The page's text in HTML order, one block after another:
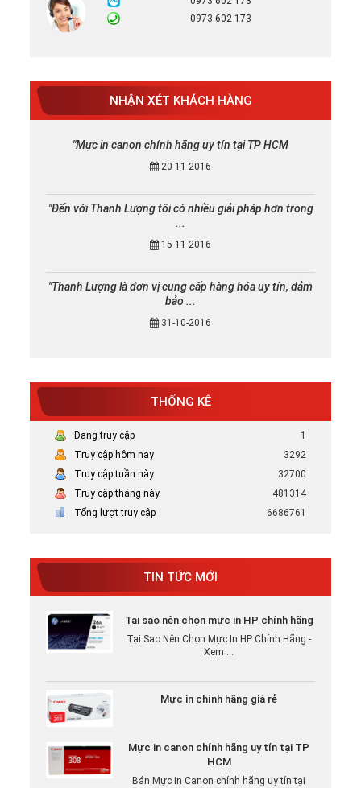
0973 602 173
NHẬN XÉT KHÁCH HÀNG
"Mực in canon chính hãng uy tín tại TP HCM
20-11-2016
"Đến với Thanh Lượng tôi có nhiều giải pháp hơn trong
...
15-11-2016
"Thanh Lượng là đơn vị cung cấp hàng hóa uy tín, đảm
bảo ...
31-10-2016
THỐNG KÊ
Đang truy cập
1
Truy cập hôm nay
3292
Truy cập tuần này
32700
Truy cập tháng này
481314
Tổng lượt truy cập
6686761
TIN TỨC MỚI
Mực in canon chính hãng uy tín tại TP
HCM
Tại Sao Nên Chọn Mực In HP Chính Hãng -
Xem ...
HCM
Bán Mực in Canon chính hãng uy tín tại
HCM